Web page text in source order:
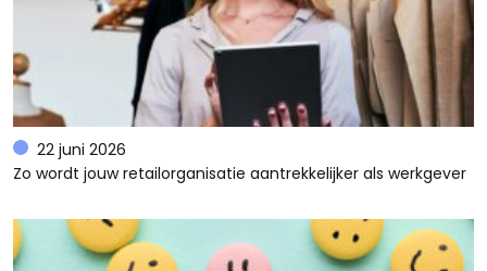
22 juni 2026
Zo wordt jouw retailorganisatie aantrekkelijker als werkgever